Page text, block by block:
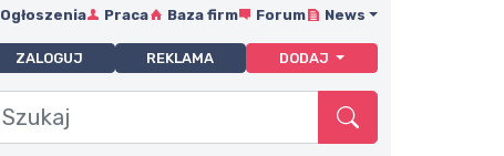
Ogłoszenia Praca Baza firm Forum News
ZALOGUJ REKLAMA DODAJ